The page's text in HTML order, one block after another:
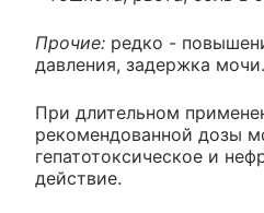
Прочие: редко -
давления, задержка мочи.
При длительном
рекомендованной дозы
гепатотоксическое и
действие.